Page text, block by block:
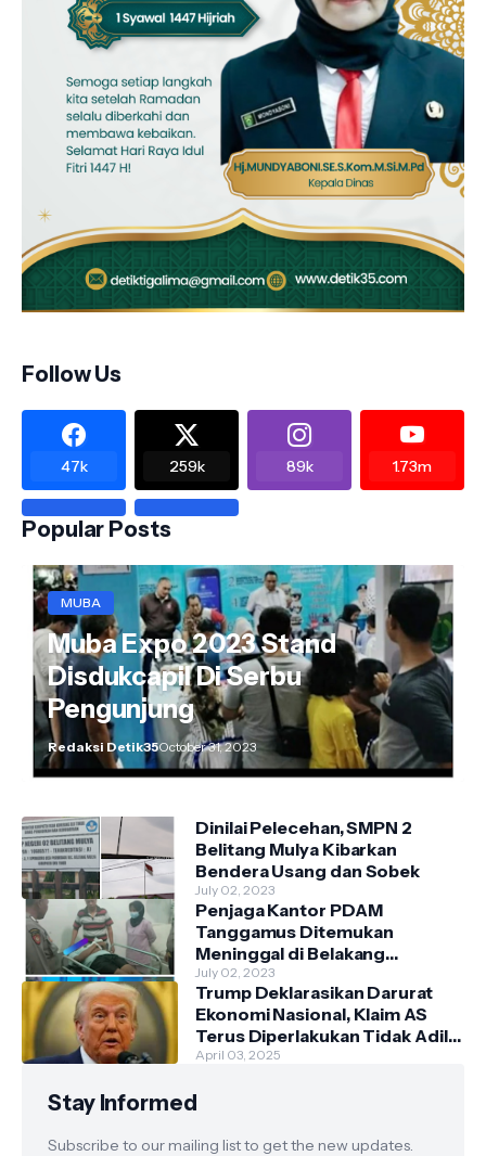
Follow Us
47k 259k 89k 1.73m
Popular Posts
MUBA
Muba Expo 2023 Stand
Disdukcapil Di Serbu
Pengunjung
Redaksi Detik35October 31, 2023
Dinilai Pelecehan, SMPN 2
Belitang Mulya Kibarkan
Bendera Usang dan Sobek
July 02, 2023
Penjaga Kantor PDAM
Tanggamus Ditemukan
Meninggal di Belakang
Kantornya.
July 02, 2023
Trump Deklarasikan Darurat
Ekonomi Nasional, Klaim AS
Terus Diperlakukan Tidak Adil
oleh Negara Asing"
April 03, 2025
Stay Informed
Subscribe to our mailing list to get the new updates.